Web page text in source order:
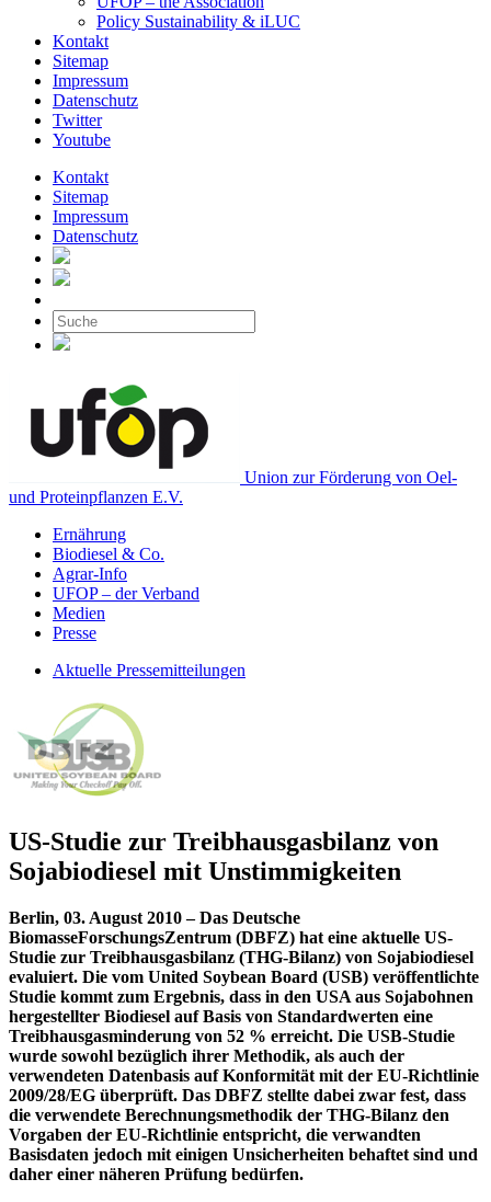
Policy Sustainability & iLUC
Kontakt
Sitemap
Impressum
Datenschutz
Twitter
Youtube
Kontakt
Sitemap
Impressum
Datenschutz
Union zur Förderung von Oel-
und Proteinpflanzen E.V.
Ernährung
Biodiesel & Co.
Agrar-Info
UFOP – der Verband
Medien
Presse
Aktuelle Pressemitteilungen
US-Studie zur Treibhausgasbilanz von
Sojabiodiesel mit Unstimmigkeiten
Berlin, 03. August 2010 – Das Deutsche
BiomasseForschungsZentrum (DBFZ) hat eine aktuelle US-
Studie zur Treibhausgasbilanz (THG-Bilanz) von Sojabiodiesel
evaluiert. Die vom United Soybean Board (USB) veröffentlichte
Studie kommt zum Ergebnis, dass in den USA aus Sojabohnen
hergestellter Biodiesel auf Basis von Standardwerten eine
Treibhausgasminderung von 52 % erreicht. Die USB-Studie
wurde sowohl bezüglich ihrer Methodik, als auch der
verwendeten Datenbasis auf Konformität mit der EU-Richtlinie
2009/28/EG überprüft. Das DBFZ stellte dabei zwar fest, dass
die verwendete Berechnungsmethodik der THG-Bilanz den
Vorgaben der EU-Richtlinie entspricht, die verwandten
Basisdaten jedoch mit einigen Unsicherheiten behaftet sind und
daher einer näheren Prüfung bedürfen.